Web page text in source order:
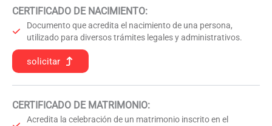
CERTIFICADO DE NACIMIENTO:
Documento que acredita el nacimiento de una persona,
utilizado para diversos trámites legales y administrativos.
solicitar
CERTIFICADO DE MATRIMONIO:
Acredita la celebración de un matrimonio inscrito en el